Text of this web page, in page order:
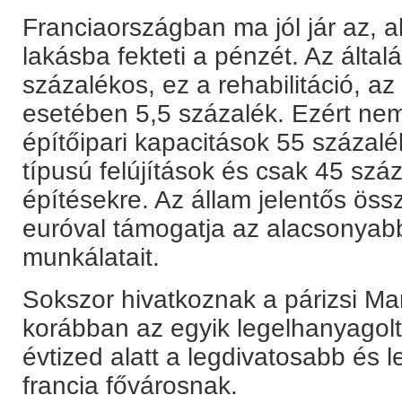
Franciaországban ma jól jár az,
lakásba fekteti a pénzét. Az
százalékos, ez a rehabilitáció,
esetében 5,5 százalék. Ezért
építőipari kapacitások 55
típusú felújítások és csak 45
építésekre. Az állam jelentős
euróval támogatja az
munkálatait.
Sokszor hivatkoznak a párizsi
korábban az egyik
évtized alatt a legdivatosabb és
francia fővárosnak.